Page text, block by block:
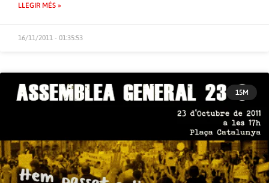
LLEGIR MÉS »
16/11/2011 - 01:35:53
15M